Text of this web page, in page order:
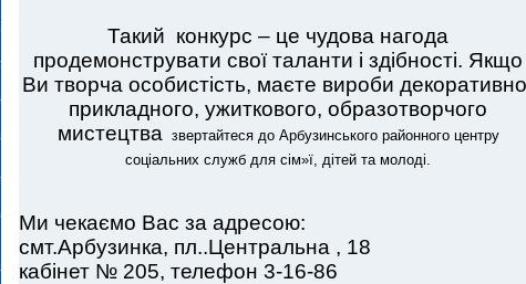
Такий конкурс – це чудова нагода
продемонструвати свої таланти і здібності. Якщо
Ви творча особистість, маєте вироби
прикладного, ужиткового, образотворчого
мистецтва
звертайтеся до Арбузинського районного центру
соціальних служб для сім»ї, дітей та молоді.
Ми чекаємо Вас за адресою:
смт.Арбузинка, пл..Центральна , 18
кабінет № 205, телефон 3-16-86